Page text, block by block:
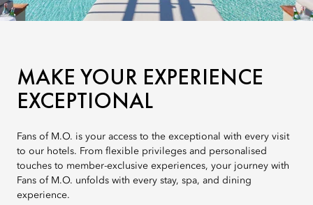
MAKE YOUR EXPERIENCE
EXCEPTIONAL
Fans of M.O. is your access to the exceptional with every visit
to our hotels. From flexible privileges and personalised
touches to member-exclusive experiences, your journey with
Fans of M.O. unfolds with every stay, spa, and dining
experience.